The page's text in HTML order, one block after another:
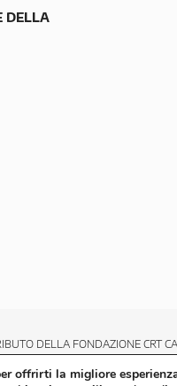
DELLA
DELLA FONDAZIONE CRT
offrirti la migliore